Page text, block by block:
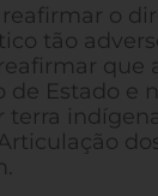
o
tão
que
Estado e